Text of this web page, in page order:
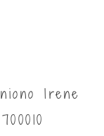
Irene